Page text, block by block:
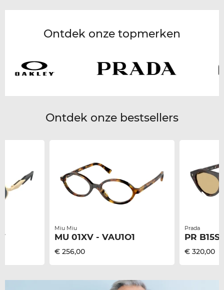
Ontdek onze topmerken
Ontdek onze bestsellers
€ 256,00
Miu Miu
MU 01XV - VAU1O1
€ 320,00
Prada
PR